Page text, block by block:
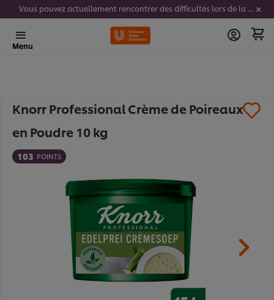
Vous pouvez actuellement rencontrer des difficultés lors de la saisie de vos codes stickers. Nous travaillons activement à résoudre ce problème.
Menu
Knorr Professional Crème de Poireaux
en Poudre 10 kg​
103 POINTS